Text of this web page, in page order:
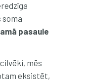
soma
pasaule
mēs
eksistēt,